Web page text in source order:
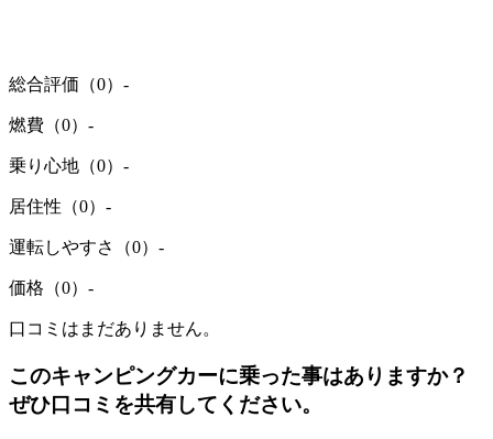
総合評価（0） -
燃費（0） -
乗り心地（0） -
居住性（0） -
運転しやすさ（0） -
価格（0） -
口コミはまだありません。
このキャンピングカーに乗った事はありますか？
ぜひ口コミを共有してください。